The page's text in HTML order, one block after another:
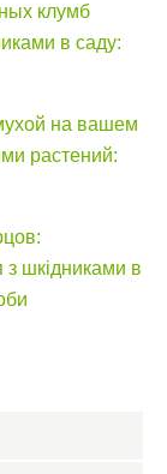
клумб
в саду:
на вашем
растений:
з шкідниками в